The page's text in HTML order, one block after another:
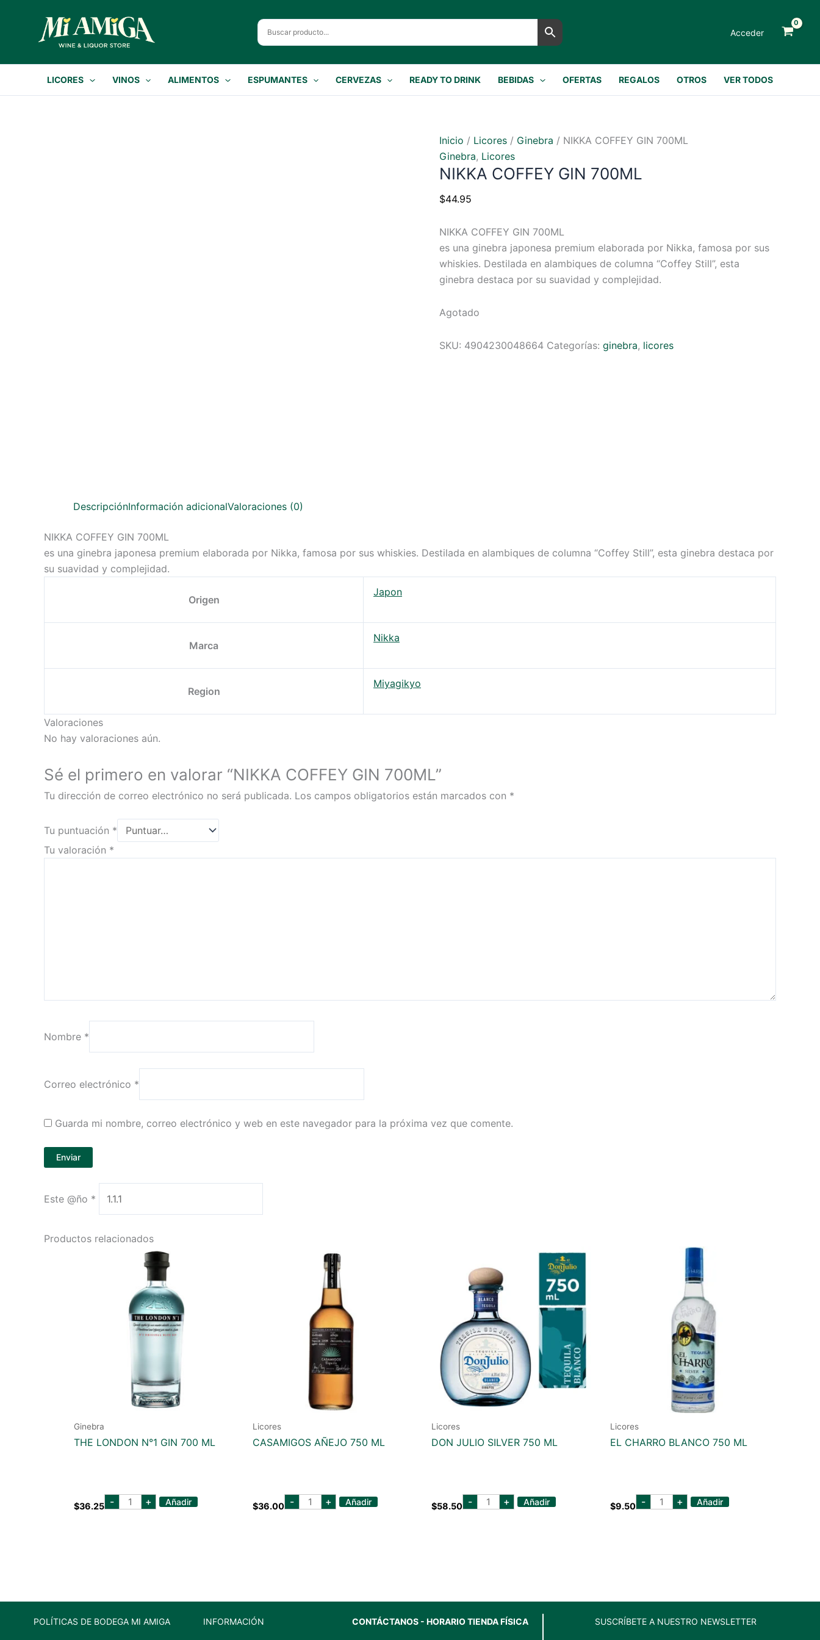
contenido
Acceder
LICORES VINOS ALIMENTOS ESPUMANTES CERVEZAS READY TO DRINK BEBIDAS OFERTAS REGALOS OTROS VER TODOS
Inicio / Licores / Ginebra / NIKKA COFFEY GIN 700ML
Ginebra, Licores
NIKKA COFFEY GIN 700ML
$44.95
NIKKA COFFEY GIN 700ML
es una ginebra japonesa premium elaborada por Nikka, famosa por sus
whiskies. Destilada en alambiques de columna “Coffey Still”, esta
ginebra destaca por su suavidad y complejidad.
Agotado
SKU: 4904230048664 Categorías: ginebra, licores
DescripciónInformación adicionalValoraciones (0)
NIKKA COFFEY GIN 700ML
es una ginebra japonesa premium elaborada por Nikka, famosa por sus whiskies. Destilada en alambiques de columna “Coffey Still”, esta ginebra destaca por
su suavidad y complejidad.
Origen
Japon
Marca
Nikka
Region
Miyagikyo
Valoraciones
No hay valoraciones aún.
Sé el primero en valorar “NIKKA COFFEY GIN 700ML”
Tu dirección de correo electrónico no será publicada. Los campos obligatorios están marcados con *
Tu puntuación *
Tu valoración *
Nombre *
Correo electrónico *
Guarda mi nombre, correo electrónico y web en este navegador para la próxima vez que comente.
Este @ño *
Productos relacionados
Ginebra
THE LONDON N°1 GIN 700 ML
$36.25 - the
london
+ Añadir
Licores
CASAMIGOS AÑEJO 750 ML
$36.00 - casamigos
añejo
+ Añadir
Licores
DON JULIO SILVER 750 ML
$58.50 - don
julio
+ Añadir
Licores
EL CHARRO BLANCO 750 ML
$9.50 - el
charro
+ Añadir
POLÍTICAS DE BODEGA MI AMIGA INFORMACIÓN CONTÁCTANOS - HORARIO TIENDA FÍSICA SUSCRÍBETE A NUESTRO NEWSLETTER